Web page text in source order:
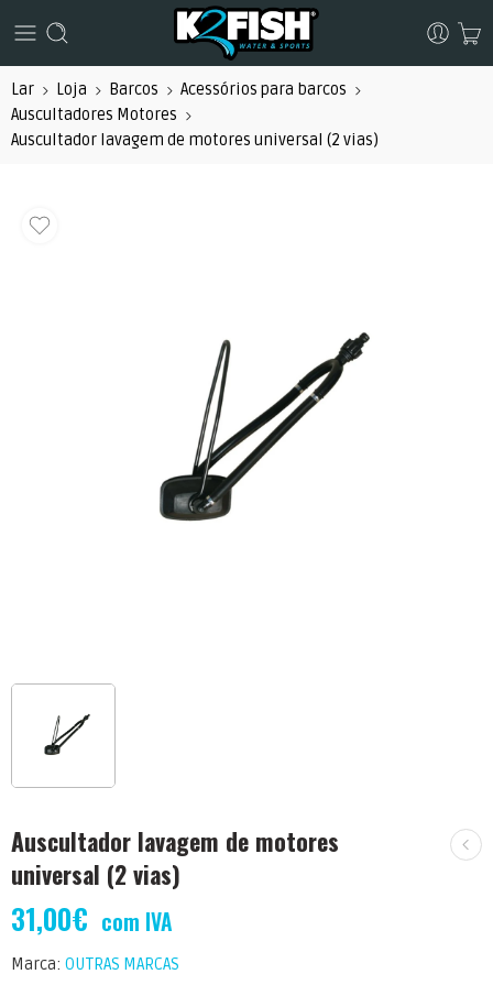
Lar Loja Barcos
Acessórios para barcos
Auscultadores Motores
Auscultador lavagem de motores universal (2 vias)
Auscultador lavagem de motores
universal (2 vias)
31,00€ com IVA
Marca: OUTRAS MARCAS